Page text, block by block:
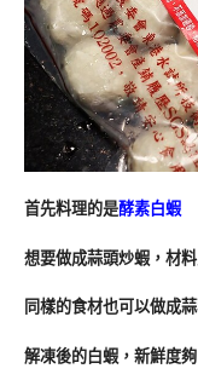
首先料理的是酵素白蝦
想要做成蒜頭炒蝦，材
同樣的食材也可以做成
解凍後的白蝦，新鮮度